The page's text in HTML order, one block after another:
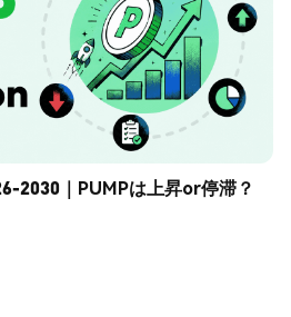
2030｜PUMPは上昇or停滞？